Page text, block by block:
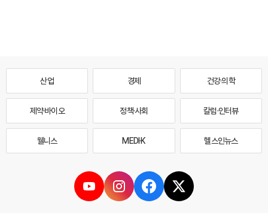
산업 경제 건강·의학
제약·바이오 정책·사회 칼럼·인터뷰
웰니스 MEDI·K 헬스인뉴스